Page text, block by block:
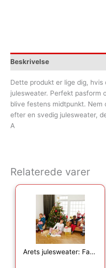
Beskrivelse
Dette produkt er lige dig, hvis
julesweater. Perfekt pasform
blive festens midtpunkt. Nem
efter en svedig julesweater,
A
Relaterede varer
Årets julesweater: Familiepakke – Pyjamas. Ugly Christmas Sweater lavet i Danmark
Den oprindelige pris
Den